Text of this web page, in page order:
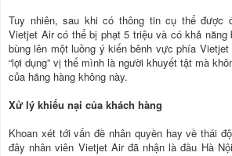
Tuy nhiên, sau khi có thông tin cụ thể được
Vietjet Air có thể bị phạt 5 triệu và có khả
bùng lên một luồng ý kiến bênh vực phía
“lợi dụng” vị thế mình là người khuyết tật mà
của hãng hàng không này.
Xử lý khiếu nại của khách hàng
Khoan xét tới vấn đề nhân quyền hay về thái
đây nhân viên Vietjet Air đã nhận là đầu Hà